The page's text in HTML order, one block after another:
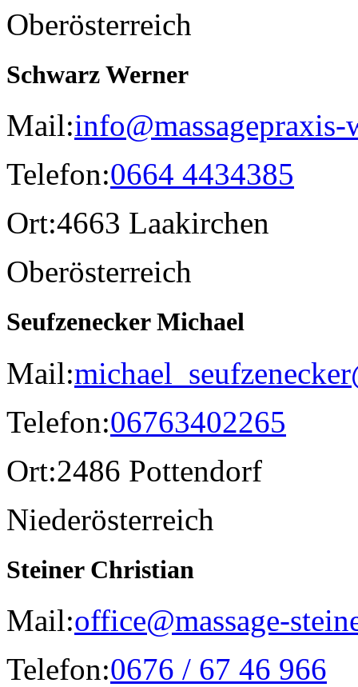
Oberösterreich
Schwarz Werner
Mail:info@massagepraxis-
Telefon:0664 4434385
Ort:4663 Laakirchen
Oberösterreich
Seufzenecker Michael
Mail:
Telefon:06763402265
Ort:2486 Pottendorf
Niederösterreich
Steiner Christian
Mail:office@massage-
Telefon:0676 / 67 46 966